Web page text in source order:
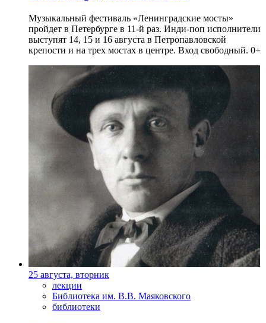
Музыкальный фестиваль «Ленинградские мосты»
пройдет в Петербурге в 11-й раз. Инди-поп исполнители
выступят 14, 15 и 16 августа в Петропавловской
крепости и на трех мостах в центре. Вход свободный. 0+
25 августа, вторник
лекции
Библиотека им. В.В. Маяковского
библиотеки